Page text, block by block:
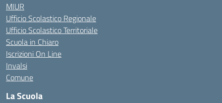
MIUR
Ufficio Scolastico Regionale
Ufficio Scolastico Territoriale
Scuola in Chiaro
Iscrizioni On Line
Invalsi
Comune
La Scuola